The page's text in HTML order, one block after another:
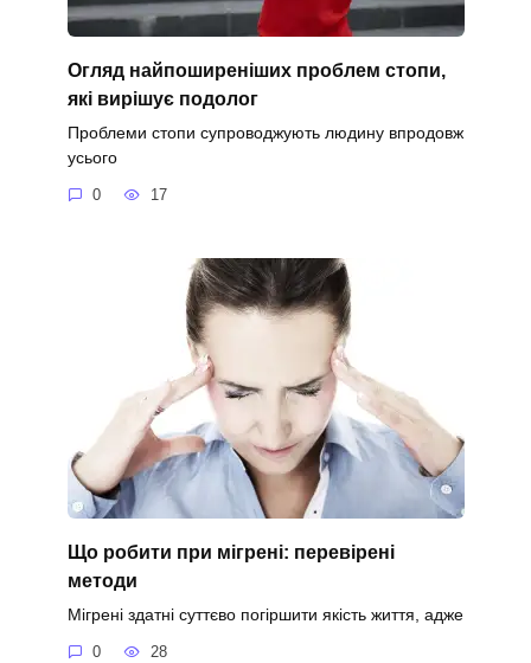
Огляд найпоширеніших проблем стопи,
які вирішує подолог
Проблеми стопи супроводжують людину впродовж
усього
0 17
Що робити при мігрені: перевірені
методи
Мігрені здатні суттєво погіршити якість життя, адже
0 28